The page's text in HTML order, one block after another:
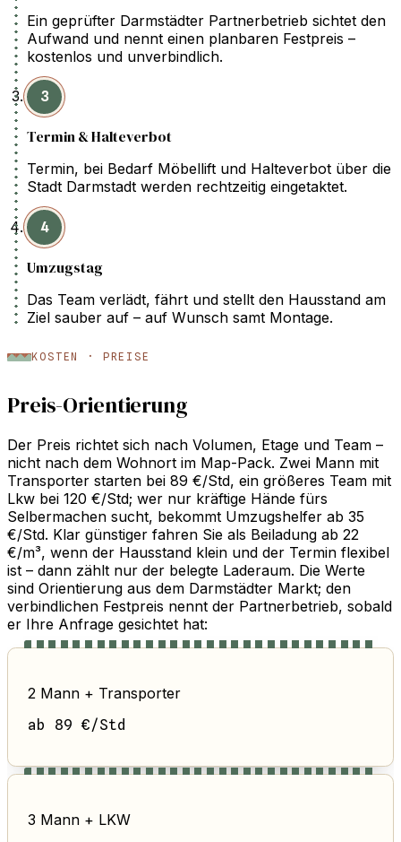
Ein geprüfter Darmstädter Partnerbetrieb sichtet den
Aufwand und nennt einen planbaren Festpreis –
kostenlos und unverbindlich.
3
Termin & Halteverbot
Termin, bei Bedarf Möbellift und Halteverbot über die
Stadt Darmstadt werden rechtzeitig eingetaktet.
4
Umzugstag
Das Team verlädt, fährt und stellt den Hausstand am
Ziel sauber auf – auf Wunsch samt Montage.
KOSTEN · PREISE
Preis-Orientierung
Der Preis richtet sich nach Volumen, Etage und Team –
nicht nach dem Wohnort im Map-Pack. Zwei Mann mit
Transporter starten bei 89 €/Std, ein größeres Team mit
Lkw bei 120 €/Std; wer nur kräftige Hände fürs
Selbermachen sucht, bekommt Umzugshelfer ab 35
€/Std. Klar günstiger fahren Sie als Beiladung ab 22
€/m³, wenn der Hausstand klein und der Termin flexibel
ist – dann zählt nur der belegte Laderaum. Die Werte
sind Orientierung aus dem Darmstädter Markt; den
verbindlichen Festpreis nennt der Partnerbetrieb, sobald
er Ihre Anfrage gesichtet hat:
2 Mann + Transporter
ab 89 €/Std
3 Mann + LKW